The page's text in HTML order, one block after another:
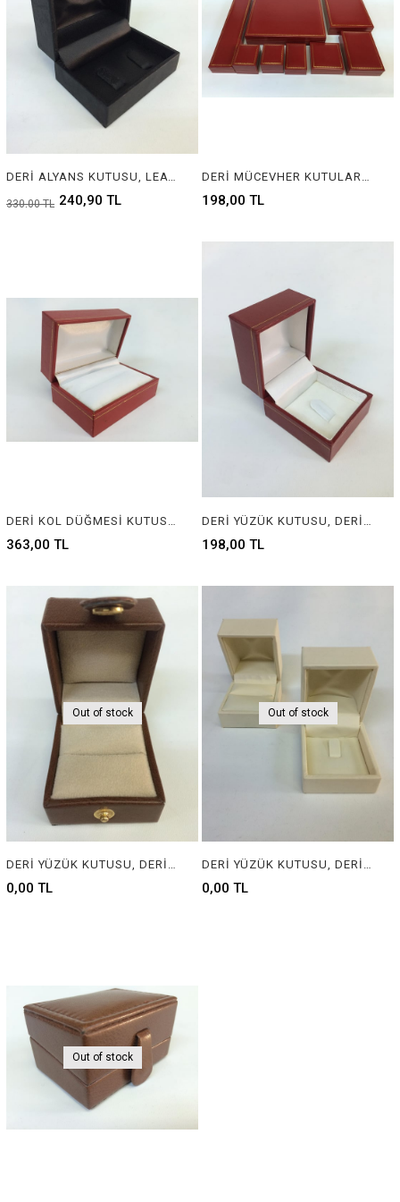
DERİ ALYANS KUTUSU, LEATHER WEDDING RING BOX
240,90 TL
330,00 TL
DERİ MÜCEVHER KUTULARI, LEATHER JEWELRY BOXES
198,00 TL
363,00 TL 198,00 TL
Out of stock
DERİ YÜZÜK KUTUSU, DERİ MÜCEVHER KUTUSU, LEATHER RING BOX FOR JEWELRY
0,00 TL
Out of stock
DERİ YÜZÜK KUTUSU, DERİ MÜCEVHER KUTUSU, LEATHER RING BOX FOR JEWELRY
0,00 TL
Out of stock